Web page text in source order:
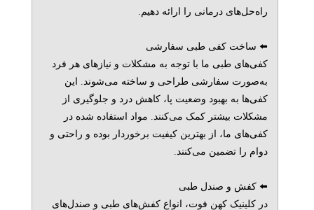
راه‌حل‌های درمانی را ارائه دهیم.
⬅️ ساخت کفی طبی سفارشی
کفی‌های طبی ما با توجه به مشکلات و نیازهای هر فرد
به‌صورت سفارشی طراحی و ساخته می‌شوند. این
کفی‌ها به بهبود وضعیت پا، کاهش درد و جلوگیری از
مشکلات بیشتر کمک می‌کنند. مواد استفاده شده در
کفی‌های ما، از بهترین کیفیت برخوردار بوده و راحتی و
دوام را تضمین می‌کنند.
⬅️ کفش و صندل طبی
در کلینیک کهن فوت، انواع کفش‌های طبی و صندل‌های